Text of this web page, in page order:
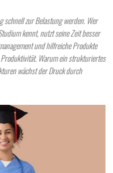
schnell zur Belastung werden. Wer
kennt, nutzt seine Zeit besser
und hilfreiche Produkte
Warum ein strukturiertes
wächst der Druck durch